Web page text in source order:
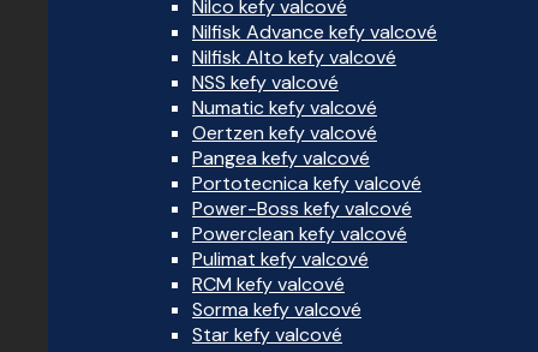
Nilco kefy valcové
Nilfisk Advance kefy valcové
Nilfisk Alto kefy valcové
NSS kefy valcové
Numatic kefy valcové
Oertzen kefy valcové
Pangea kefy valcové
Portotecnica kefy valcové
Power-Boss kefy valcové
Powerclean kefy valcové
Pulimat kefy valcové
RCM kefy valcové
Sorma kefy valcové
Star kefy valcové